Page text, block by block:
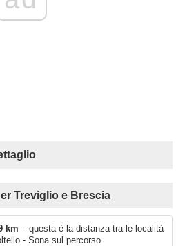
Treviglio e Brescia
km – questa è la distanza tra le località
- Sona sul percorso